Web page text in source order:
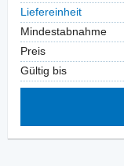
Liefereinheit
Mindestabnahme
Preis
Gültig bis